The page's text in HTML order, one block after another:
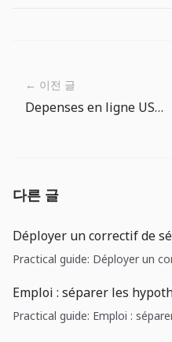
← 이전 글
Depenses en ligne US a 16,9% : la croissance est reelle, mais il faut retirer l’illusion des prix
다른 글
Déployer un correctif de
Practical guide: Déployer un
Emploi : séparer les
Practical guide: Emploi :